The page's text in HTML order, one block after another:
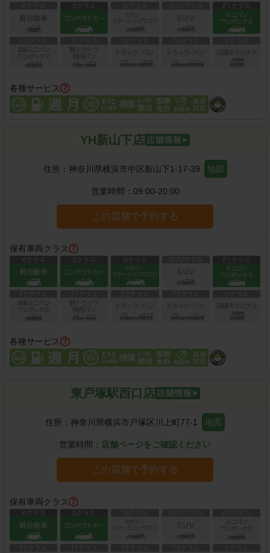
各種サービス
YH新山下店
住所： 神奈川県横浜市中区新山下1-17-39 地図
営業時間： 09:00-20:00
この店舗で予約する
保有車両クラス
各種サービス
東戸塚駅西口店
住所： 神奈川県横浜市戸塚区川上町77-1 地図
営業時間： 店舗ページをご確認ください
この店舗で予約する
保有車両クラス